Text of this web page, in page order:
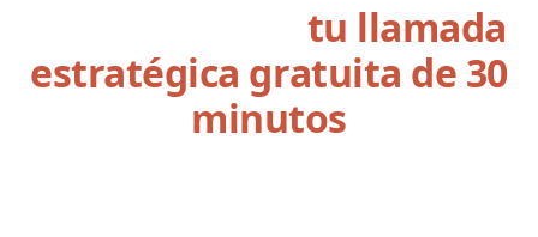
tu llamada
estratégica gratuita de 30
minutos